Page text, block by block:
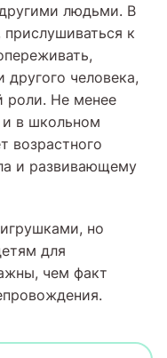
людьми. В
прислушиваться к
человека,
роли. Не менее
в школьном
возрастного
и развивающему
но
для
чем факт